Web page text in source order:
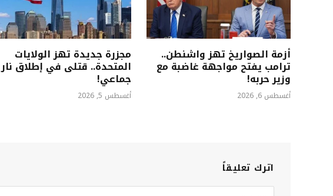
أزمة الصواريخ تهز واشنطن..
ترامب يفتح مواجهة غاضبة مع
وزير حربه!
أغسطس 6, 2026
مجزرة جديدة تهز الولايات
المتحدة.. قتلى في إطلاق نار
جماعي!
أغسطس 5, 2026
اترك تعليقاً